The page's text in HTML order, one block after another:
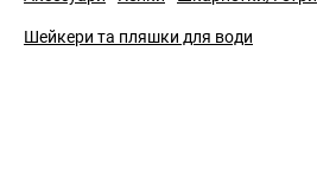
Шейкери та пляшки для води